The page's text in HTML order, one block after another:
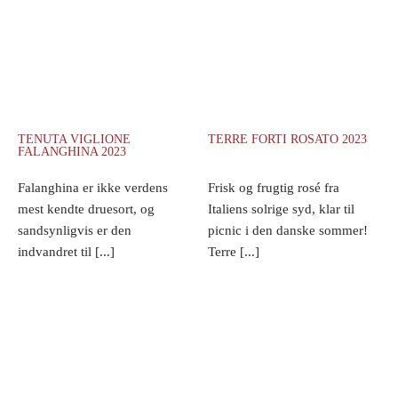
TENUTA VIGLIONE
FALANGHINA 2023
Falanghina er ikke verdens
mest kendte druesort, og
sandsynligvis er den
indvandret til [...]
TERRE FORTI ROSATO 2023
Frisk og frugtig rosé fra
Italiens solrige syd, klar til
picnic i den danske sommer!
Terre [...]